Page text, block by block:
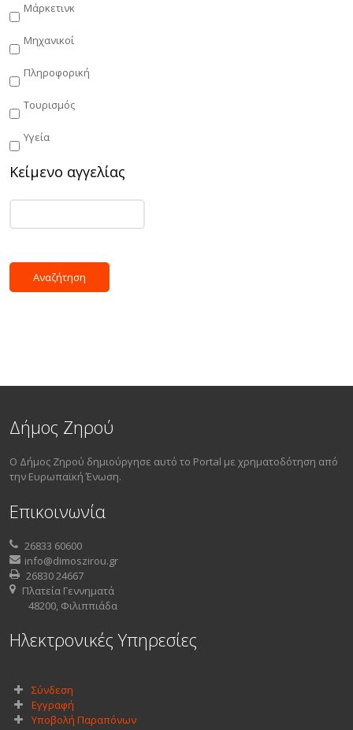
Μάρκετινκ
Μηχανικοί
Πληροφορική
Τουρισμός
Υγεία
Κείμενο αγγελίας
Δήμος Ζηρού
Ο Δήμος Ζηρού δημιούργησε αυτό το Portal με χρηματοδότηση από
την Ευρωπαϊκή Ένωση.
Επικοινωνία
26833 60600
info@dimoszirou.gr
26830 24667
Πλατεία Γεννηματά
48200, Φιλιππιάδα
Ηλεκτρονικές Υπηρεσίες
Σύνδεση
Εγγραφή
Υποβολή Παραπόνων